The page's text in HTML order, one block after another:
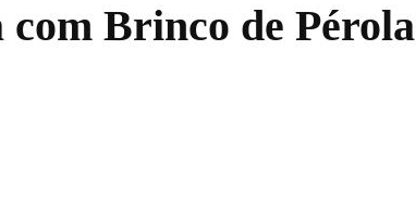
com Brinco de Pérola